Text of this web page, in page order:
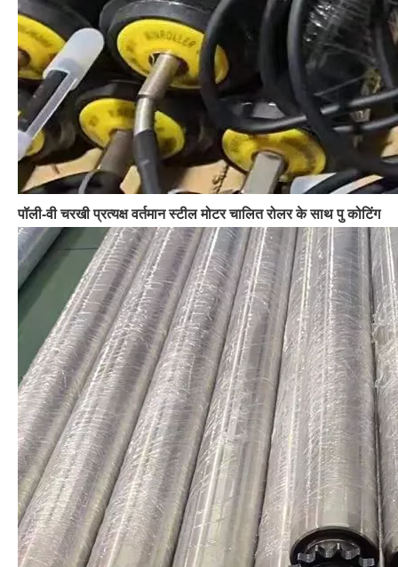
पॉली-वी चरखी प्रत्यक्ष वर्तमान स्टील मोटर चालित रोलर के साथ पु कोटिंग